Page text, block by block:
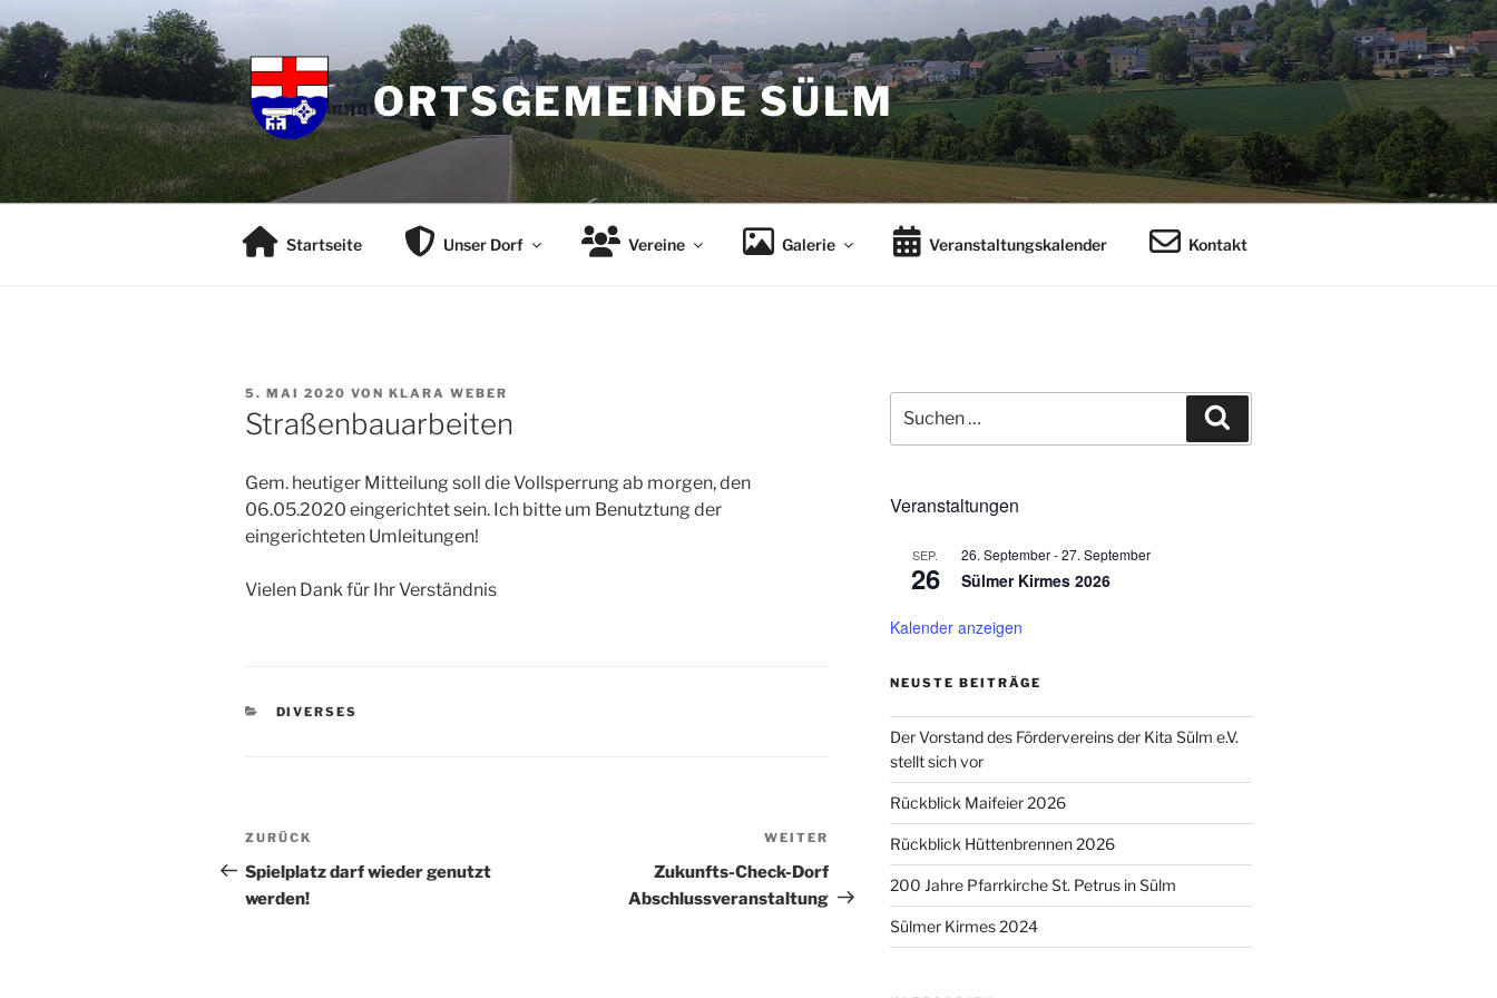
Inhalt
springen
ORTSGEMEINDE SÜLM
Startseite Unser Dorf Vereine Galerie Veranstaltungskalender Kontakt
VERÖFFENTLICHT
AM
5. MAI 2020 VON KLARA WEBER
Straßenbauarbeiten
Gem. heutiger Mitteilung soll die Vollsperrung ab morgen, den
06.05.2020 eingerichtet sein. Ich bitte um Benutztung der
eingerichteten Umleitungen!
Vielen Dank für Ihr Verständnis
KATEGORIEN
DIVERSES
Beitragsnavigation
Vorheriger
Beitrag
ZURÜCK
Spielplatz darf wieder genutzt
werden!
Nächster
Beitrag
WEITER
Zukunfts-Check-Dorf
Abschlussveranstaltung
nach:
Veranstaltungen
SEP.
26
26. September-27. September
Sülmer Kirmes 2026
Kalender anzeigen
NEUSTE BEITRÄGE
Der Vorstand des Fördervereins der Kita Sülm e.V.
stellt sich vor
Rückblick Maifeier 2026
Rückblick Hüttenbrennen 2026
200 Jahre Pfarrkirche St. Petrus in Sülm
Sülmer Kirmes 2024